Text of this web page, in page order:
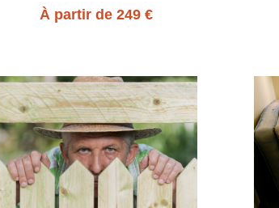
À partir de 249 €